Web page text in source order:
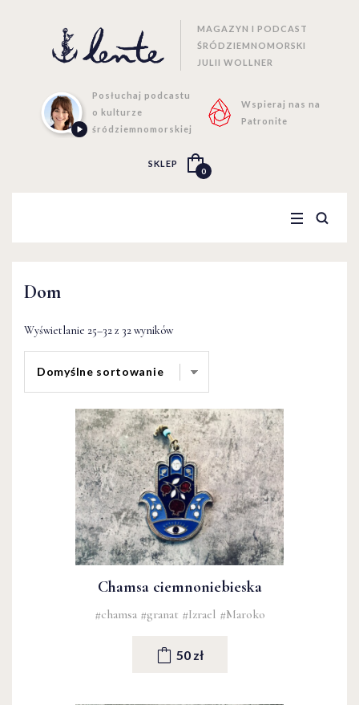
MAGAZYN I PODCAST
ŚRÓDZIEMNOMORSKI
JULII WOLLNER
Posłuchaj podcastu
o kulturze
śródziemnomorskiej
Wspieraj nas na
Patronite
SKLEP
0
Dom
Wyświetlanie 25–32 z 32 wyników
Chamsa ciemnoniebieska
#chamsa #granat #Izrael #Maroko
50 zł